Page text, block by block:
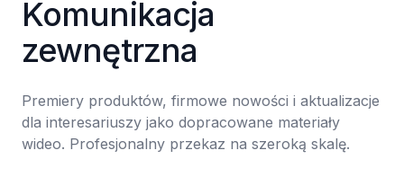
Komunikacja
zewnętrzna
Premiery produktów, firmowe nowości i aktualizacje
dla interesariuszy jako dopracowane materiały
wideo. Profesjonalny przekaz na szeroką skalę.